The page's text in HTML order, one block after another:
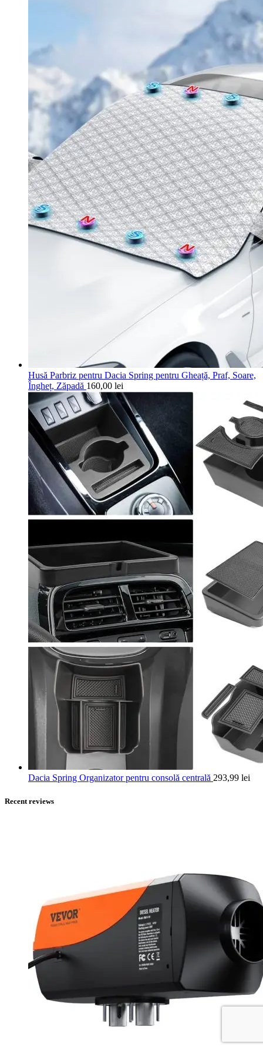
Husă Parbriz pentru Dacia Spring pentru Gheață, Praf, Soare,
Îngheț, Zăpadă 160,00 lei
Dacia Spring Organizator pentru consolă centrală 293,99 lei
Recent reviews